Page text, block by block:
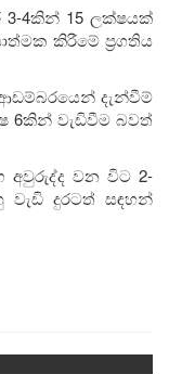
3-4කින් 15 ලක්ෂයක්
කිරීමේ ප්‍රගතිය
දැන්වීම්
6කින් වැඩිවීම බවත්
අවුරුද්ද වන විට 2-
දුරටත් සඳහන්